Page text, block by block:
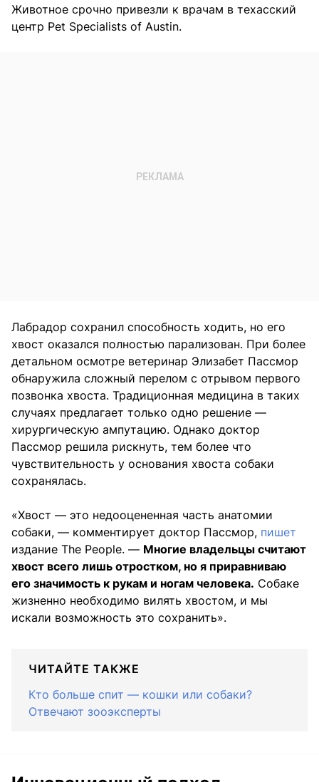
Животное срочно привезли к врачам в техасский
центр Pet Specialists of Austin.
Лабрадор сохранил способность ходить, но его
хвост оказался полностью парализован. При более
детальном осмотре ветеринар Элизабет Пассмор
обнаружила сложный перелом с отрывом первого
позвонка хвоста. Традиционная медицина в таких
случаях предлагает только одно решение —
хирургическую ампутацию. Однако доктор
Пассмор решила рискнуть, тем более что
чувствительность у основания хвоста собаки
сохранялась.
«Хвост — это недооцененная часть анатомии
собаки, — комментирует доктор Пассмор, пишет
издание The People. — Многие владельцы считают
хвост всего лишь отростком, но я приравниваю
его значимость к рукам и ногам человека. Собаке
жизненно необходимо вилять хвостом, и мы
искали возможность это сохранить».
ЧИТАЙТЕ ТАКЖЕ
Кто больше спит — кошки или собаки?
Отвечают зооэксперты